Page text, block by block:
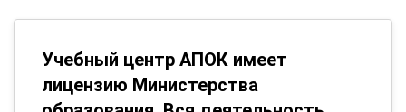
Учебный центр АПОК имеет
лицензию Министерства